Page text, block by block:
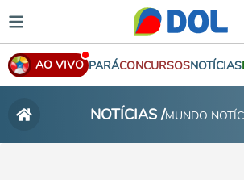
AO VIVO PARÁCONCURSOSNOTÍCIAS
NOTÍCIAS /MUNDO